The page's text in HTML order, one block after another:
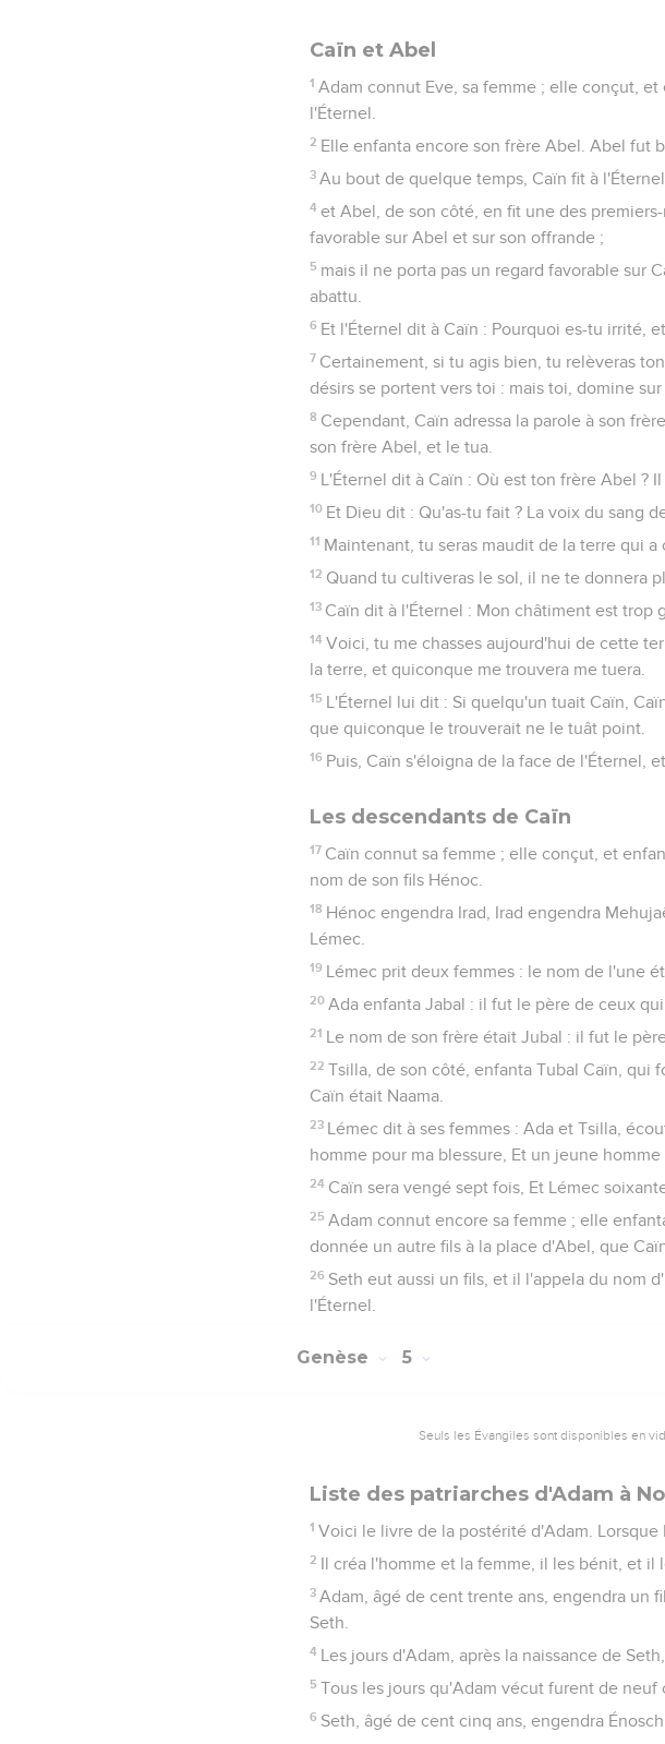
Caïn et Abel
1 Adam connut Eve, sa femme ; elle conçut,
l'Éternel.
2 Elle enfanta encore son frère Abel. Abel fut
3 Au bout de quelque temps, Caïn fit à
4 et Abel, de son côté, en fit une des
favorable sur Abel et sur son offrande ;
5 mais il ne porta pas un regard favorable sur
abattu.
6 Et l'Éternel dit à Caïn : Pourquoi es-tu irrité,
7 Certainement, si tu agis bien, tu relèveras
désirs se portent vers toi : mais toi, domine sur
8 Cependant, Caïn adressa la parole à son
son frère Abel, et le tua.
9 L'Éternel dit à Caïn : Où est ton frère Abel ?
10 Et Dieu dit : Qu'as-tu fait ? La voix du sang
11 Maintenant, tu seras maudit de la terre qui
12 Quand tu cultiveras le sol, il ne te donnera
13 Caïn dit à l'Éternel : Mon châtiment est trop
14 Voici, tu me chasses aujourd'hui de cette
la terre, et quiconque me trouvera me tuera.
15 L'Éternel lui dit : Si quelqu'un tuait Caïn,
que quiconque le trouverait ne le tuât point.
16 Puis, Caïn s'éloigna de la face de l'Éternel,
Les descendants de Caïn
17 Caïn connut sa femme ; elle conçut, et
nom de son fils Hénoc.
18 Hénoc engendra Irad, Irad engendra
Lémec.
19 Lémec prit deux femmes : le nom de l'une
20 Ada enfanta Jabal : il fut le père de ceux
21 Le nom de son frère était Jubal : il fut le
22 Tsilla, de son côté, enfanta Tubal Caïn, qui
Caïn était Naama.
23 Lémec dit à ses femmes : Ada et Tsilla,
homme pour ma blessure, Et un jeune homme
24 Caïn sera vengé sept fois, Et Lémec
25 Adam connut encore sa femme ; elle
donnée un autre fils à la place d'Abel, que
26 Seth eut aussi un fils, et il l'appela du nom
l'Éternel.
Genèse 5
Seuls les Évangiles sont disponibles en
Liste des patriarches d'Adam à
1 Voici le livre de la postérité d'Adam. Lorsque
2 Il créa l'homme et la femme, il les bénit, et il
3 Adam, âgé de cent trente ans, engendra un
Seth.
4 Les jours d'Adam, après la naissance de
5 Tous les jours qu'Adam vécut furent de neuf
6 Seth, âgé de cent cinq ans, engendra Énosch.